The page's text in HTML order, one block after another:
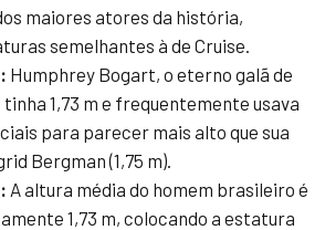
maiores atores da história,
semelhantes à de Cruise.
Humphrey Bogart, o eterno galã de
tinha 1,73 m e frequentemente usava
para parecer mais alto que sua
Bergman (1,75 m).
A altura média do homem brasileiro é
1,73 m, colocando a estatura